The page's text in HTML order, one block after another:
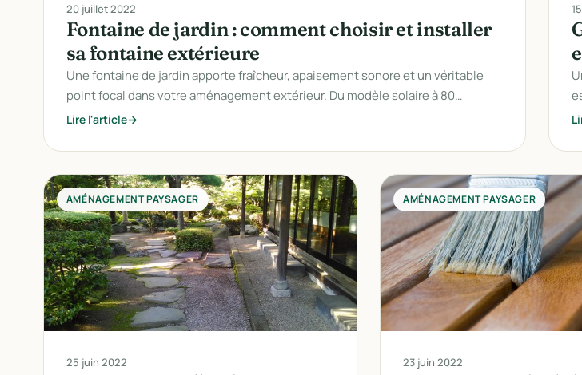
20 juillet 2022
Fontaine de jardin : comment choisir et installer
sa fontaine extérieure
Une fontaine de jardin apporte fraîcheur, apaisement sonore et un véritable
point focal dans votre aménagement extérieur. Du modèle solaire à 80…
Lire l'article
AMÉNAGEMENT PAYSAGER
25 juin 2022
AMÉNAGEMENT PAYSAGER
23 juin 2022